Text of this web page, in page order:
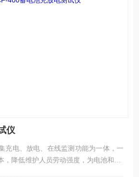
仪
充电、放电、在线监测功能为一体，一
，降低维护人员劳动强度，为电池和UP